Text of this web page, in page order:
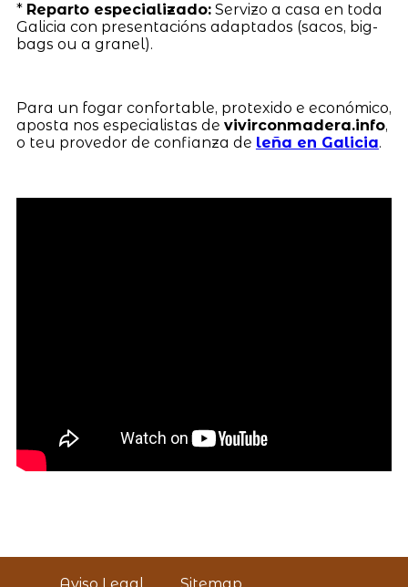
* Reparto especializado:Servizo a casa en toda
Galicia con presentacións adaptados (sacos, big-
bags ou a granel).
Para un fogar confortable, protexido e económico,
aposta nos especialistas de vivirconmadera.info,
o teu provedor de confianza de leña en Galicia.